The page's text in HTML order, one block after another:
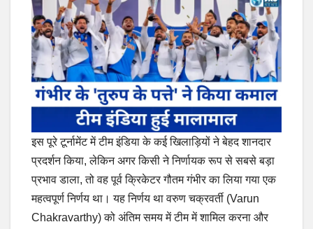
इस पूरे टूर्नामेंट में टीम इंडिया के कई खिलाड़ियों ने बेहद शानदार
प्रदर्शन किया, लेकिन अगर किसी ने निर्णायक रूप से सबसे बड़ा
प्रभाव डाला, तो वह पूर्व क्रिकेटर गौतम गंभीर का लिया गया एक
महत्वपूर्ण निर्णय था। यह निर्णय था वरुण चक्रवर्ती (Varun
Chakravarthy) को अंतिम समय में टीम में शामिल करना और